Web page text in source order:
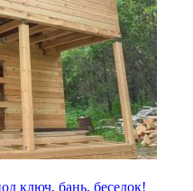
ключ, бань, беседок!